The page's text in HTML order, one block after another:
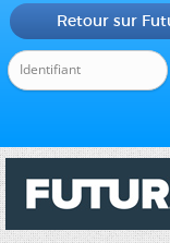
Retour sur